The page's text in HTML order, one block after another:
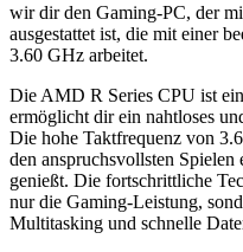
wir dir den Gaming-PC, der
ausgestattet ist, die mit einer
3.60 GHz arbeitet.
Die AMD R Series CPU ist
ermöglicht dir ein nahtloses
Die hohe Taktfrequenz von
den anspruchsvollsten Spielen
genießt. Die fortschrittliche
nur die Gaming-Leistung,
Multitasking und schnelle